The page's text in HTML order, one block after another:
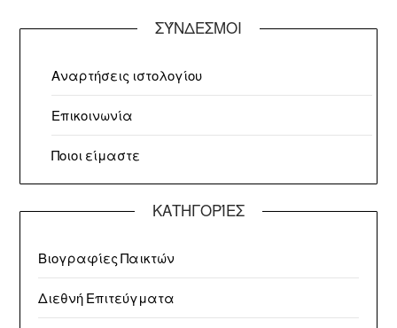
ΣΎΝΔΕΣΜΟΙ
Αναρτήσεις ιστολογίου
Επικοινωνία
Ποιοι είμαστε
ΚΑΤΗΓΟΡΊΕΣ
Βιογραφίες Παικτών
Διεθνή Επιτεύγματα